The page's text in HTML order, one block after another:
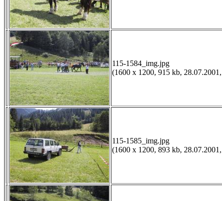
115-1584_img.jpg
(1600 x 1200, 915 kb,
115-1585_img.jpg
(1600 x 1200, 893 kb,